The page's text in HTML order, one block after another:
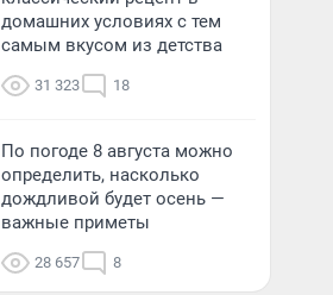
домашних условиях с тем
самым вкусом из детства
31 323 18
По погоде 8 августа можно
определить, насколько
дождливой будет осень —
важные приметы
28 657 8